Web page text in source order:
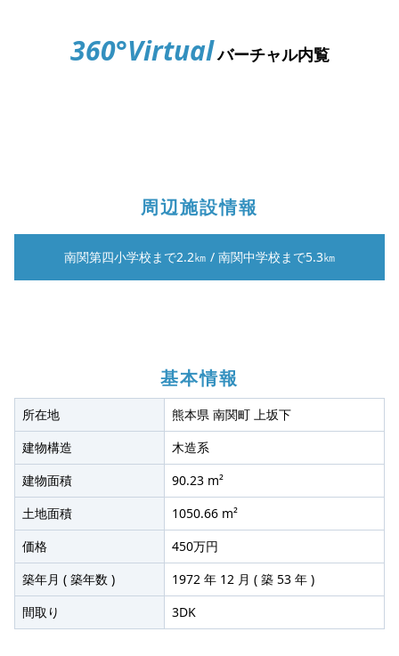
360°Virtualバーチャル内覧
周辺施設情報
南関第四小学校まで2.2㎞ / 南関中学校まで5.3㎞
基本情報
所在地
熊本県 南関町 上坂下
建物構造
木造系
建物面積
90.23 m²
土地面積
1050.66 m²
価格
450万円
築年月 ( 築年数 )
1972 年 12 月 ( 築 53 年 )
間取り
3DK